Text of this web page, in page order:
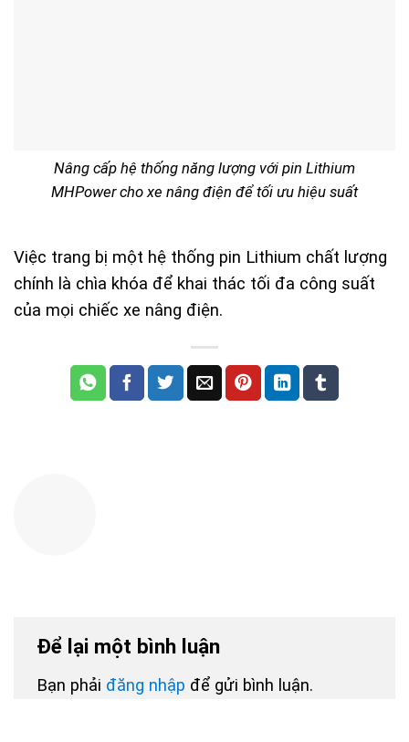
Nâng cấp hệ thống năng lượng với pin Lithium
MHPower cho xe nâng điện để tối ưu hiệu suất
Việc trang bị một hệ thống pin Lithium chất lượng
chính là chìa khóa để khai thác tối đa công suất
của mọi chiếc xe nâng điện.
Để lại một bình luận
Bạn phải đăng nhập để gửi bình luận.